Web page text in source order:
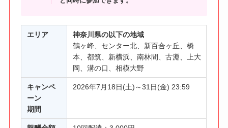
エリア
神奈川県の以下の地域
鶴ヶ峰、センター北、新百合ヶ丘、橋
本、都筑、新横浜、南林間、古淵、上大
岡、溝の口、相模大野
キャンペ
ーン
期間
2026年7月18日(土)～31日(金) 23:59